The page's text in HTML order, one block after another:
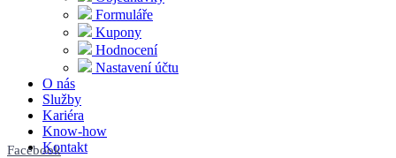
Formuláře
Kupony
Hodnocení
Nastavení účtu
O nás
Služby
Kariéra
Know-how
Kontakt
Facebook